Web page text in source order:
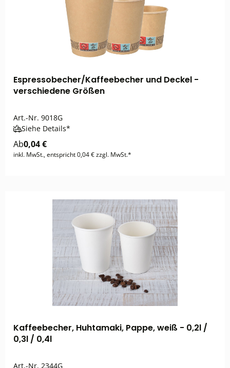
Espressobecher/Kaffeebecher und Deckel -
verschiedene Größen
Art.-Nr. 9018G
Siehe Details*
Ab0,04 €
inkl. MwSt., entspricht 0,04 € zzgl. MwSt.*
Kaffeebecher, Huhtamaki, Pappe, weiß - 0,2l /
0,3l / 0,4l
Art.-Nr. 2344G